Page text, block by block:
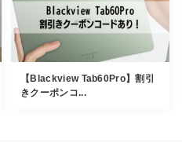
【Blackview Tab60Pro】割引
きクーポンコ...